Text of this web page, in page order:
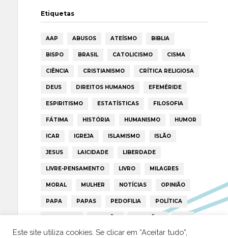
Etiquetas
AAP ABUSOS ATEÍSMO BIBLIA
BISPO BRASIL CATOLICISMO CISMA
CIÊNCIA CRISTIANISMO CRÍTICA RELIGIOSA
DEUS DIREITOS HUMANOS EFEMÉRIDE
ESPIRITISMO ESTATÍSTICAS FILOSOFIA
FÁTIMA HISTÓRIA HUMANISMO HUMOR
ICAR IGREJA ISLAMISMO ISLÃO
JESUS LAICIDADE LIBERDADE
LIVRE-PENSAMENTO LIVRO MILAGRES
MORAL MULHER NOTÍCIAS OPINIÃO
PAPA PAPAS PEDOFILIA POLÍTICA
PORTUGAL RELIGIÃO RELIGIÕES RTP
TRUMP VATICANO
Este site utiliza cookies. Se clicar em “Aceitar tudo”,